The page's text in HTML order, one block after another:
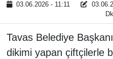
03.06.2026 - 11:11
Dk
Tavas Belediye
dikimi yapan çiftçilerle